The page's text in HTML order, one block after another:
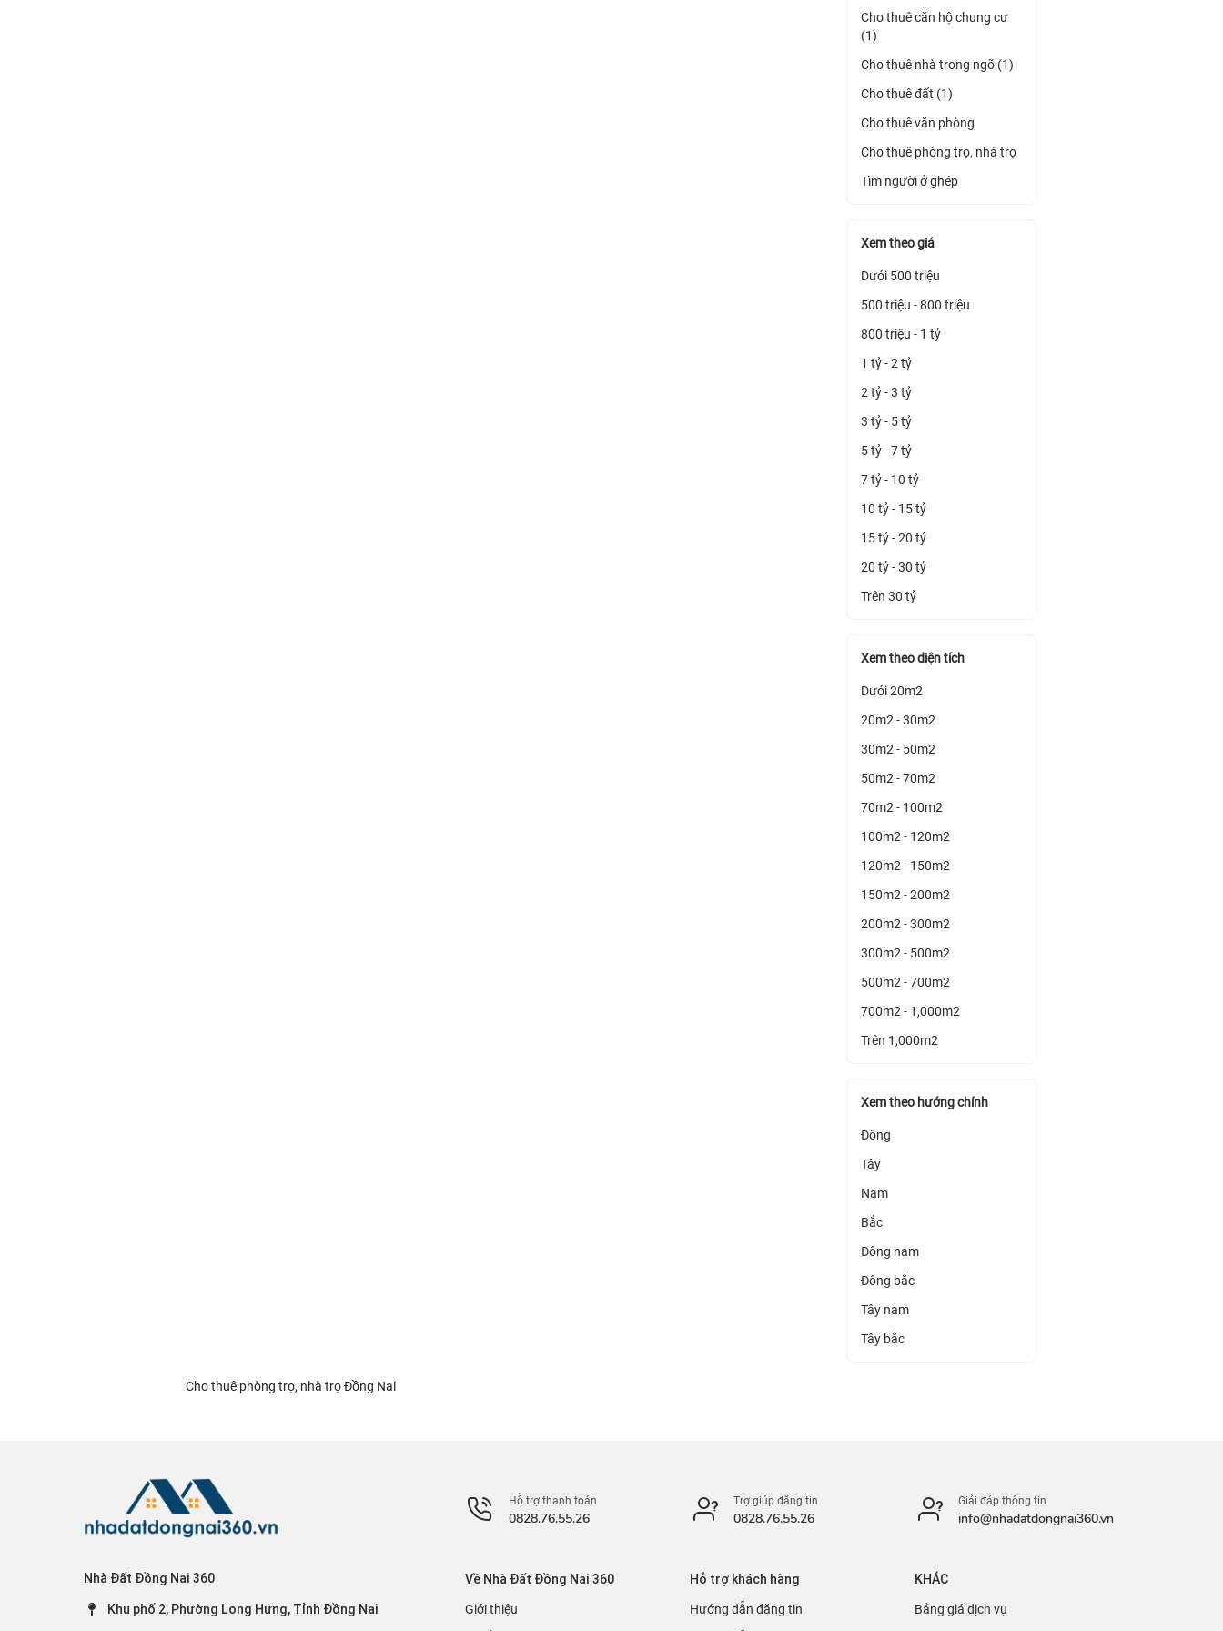
Cho thuê căn hộ chung cư
(1)
Cho thuê nhà trong ngõ (1)
Cho thuê đất (1)
Cho thuê văn phòng
Cho thuê phòng trọ, nhà trọ
Tìm người ở ghép
Xem theo giá
Dưới 500 triệu
500 triệu - 800 triệu
800 triệu - 1 tỷ
1 tỷ - 2 tỷ
2 tỷ - 3 tỷ
3 tỷ - 5 tỷ
5 tỷ - 7 tỷ
7 tỷ - 10 tỷ
10 tỷ - 15 tỷ
15 tỷ - 20 tỷ
20 tỷ - 30 tỷ
Trên 30 tỷ
Xem theo diện tích
Dưới 20m2
20m2 - 30m2
30m2 - 50m2
50m2 - 70m2
70m2 - 100m2
100m2 - 120m2
120m2 - 150m2
150m2 - 200m2
200m2 - 300m2
300m2 - 500m2
500m2 - 700m2
700m2 - 1,000m2
Trên 1,000m2
Xem theo hướng chính
Đông
Tây
Nam
Bắc
Đông nam
Đông bắc
Tây nam
Tây bắc
Cho thuê phòng trọ, nhà trọ Đồng Nai
Nhà Đất Đồng Nai 360
Khu phố 2, Phường Long Hưng, Tỉnh Đồng Nai
Hỗ trợ thanh toán
0828.76.55.26
Trợ giúp đăng tin
0828.76.55.26
Giải đáp thông tin
info@nhadatdongnai360.vn
Về Nhà Đất Đồng Nai 360
Giới thiệu
Hỗ trợ khách hàng
Hướng dẫn đăng tin
KHÁC
Bảng giá dịch vụ